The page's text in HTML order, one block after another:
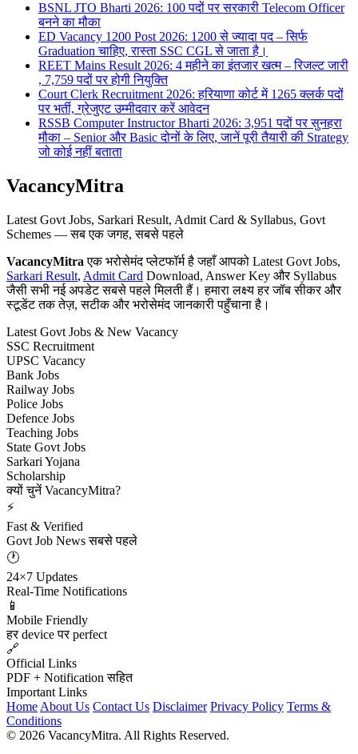
BSNL JTO Bharti 2026: 100 पदों पर सरकारी Telecom Officer
बनने का मौका
ED Vacancy 1200 Post 2026: 1200 से ज्यादा पद – सिर्फ
Graduation चाहिए, रास्ता SSC CGL से जाता है।
REET Mains Result 2026: 4 महीने का इंतजार खत्म – रिजल्ट जारी
, 7,759 पदों पर होगी नियुक्ति
Court Clerk Recruitment 2026: हरियाणा कोर्ट में 1265 क्लर्क पदों
पर भर्ती, ग्रेजुएट उम्मीदवार करें आवेदन
RSSB Computer Instructor Bharti 2026: 3,951 पदों पर सुनहरा
मौका – Senior और Basic दोनों के लिए, जानें पूरी तैयारी की Strategy
जो कोई नहीं बताता
VacancyMitra
Latest Govt Jobs, Sarkari Result, Admit Card & Syllabus, Govt
Schemes — सब एक जगह, सबसे पहले
VacancyMitra एक भरोसेमंद प्लेटफॉर्म है जहाँ आपको Latest Govt Jobs,
Sarkari Result, Admit Card Download, Answer Key और Syllabus
जैसी सभी नई अपडेट सबसे पहले मिलती हैं। हमारा लक्ष्य हर जॉब सीकर और
स्टूडेंट तक तेज़, सटीक और भरोसेमंद जानकारी पहुँचाना है।
Latest Govt Jobs & New Vacancy
SSC Recruitment
UPSC Vacancy
Bank Jobs
Railway Jobs
Police Jobs
Defence Jobs
Teaching Jobs
State Govt Jobs
Sarkari Yojana
Scholarship
क्यों चुनें VacancyMitra?
⚡
Fast & Verified
Govt Job News सबसे पहले
🕐
24×7 Updates
Real-Time Notifications
📱
Mobile Friendly
हर device पर perfect
🔗
Official Links
PDF + Notification सहित
Important Links
Home About Us Contact Us Disclaimer Privacy Policy Terms &
Conditions
© 2026 VacancyMitra. All Rights Reserved.